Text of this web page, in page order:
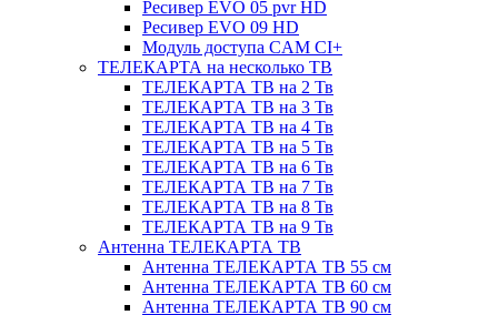
Ресивер EVO 05 pvr HD
Ресивер EVO 09 HD
Модуль доступа CAM CI+
ТЕЛЕКАРТА на несколько ТВ
ТЕЛЕКАРТА ТВ на 2 Тв
ТЕЛЕКАРТА ТВ на 3 Тв
ТЕЛЕКАРТА ТВ на 4 Тв
ТЕЛЕКАРТА ТВ на 5 Тв
ТЕЛЕКАРТА ТВ на 6 Тв
ТЕЛЕКАРТА ТВ на 7 Тв
ТЕЛЕКАРТА ТВ на 8 Тв
ТЕЛЕКАРТА ТВ на 9 Тв
Антенна ТЕЛЕКАРТА ТВ
Антенна ТЕЛЕКАРТА ТВ 55 см
Антенна ТЕЛЕКАРТА ТВ 60 см
Антенна ТЕЛЕКАРТА ТВ 90 см